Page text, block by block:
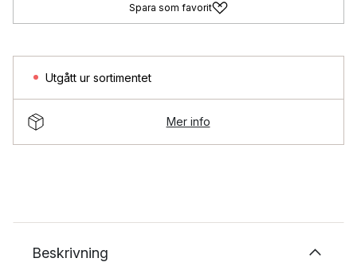
Spara som favorit
Utgått ur sortimentet
Mer info
Beskrivning